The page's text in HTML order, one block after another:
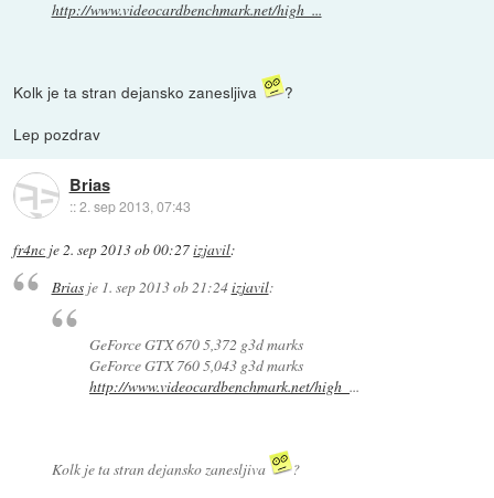
http://www.videocardbenchmark.net/high_...
Kolk je ta stran dejansko zanesljiva
?
Lep pozdrav
Brias
::2. sep 2013, 07:43
fr4nc je2. sep 2013 ob 00:27izjavil:
Briasje 1. sep 2013 ob 21:24izjavil:
GeForce GTX 670 5,372 g3d marks
GeForce GTX 760 5,043 g3d marks
http://www.videocardbenchmark.net/high_...
Kolk je ta stran dejansko zanesljiva
?